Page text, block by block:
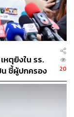
บ่าให้ตน​ และตน
มไม่มาหา​ มีแต่ดู๋
งหวัดอุดรก้อง
บ​ นี่คือ
กได้ว่าภูมิใจ
ยู่คนละพรรคไม่
ดูแล้ว​ ทำไม
นุนเขา บอกไป
ภูมิใจไทยคน
หตุยิงใน รร.
น ชี้ผู้ปกครอง
20